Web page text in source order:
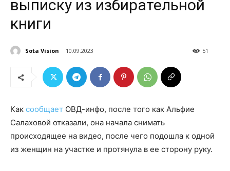
выписку из избирательной
книги
Sota Vision 10.09.2023 51
Как сообщает ОВД-инфо, после того как Альфие
Салаховой отказали, она начала снимать
происходящее на видео, после чего подошла к одной
из женщин на участке и протянула в ее сторону руку.